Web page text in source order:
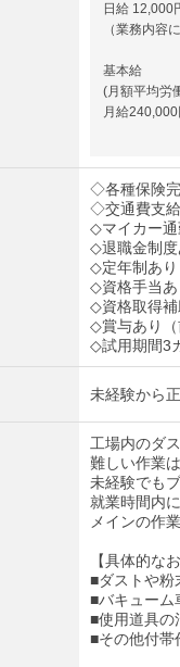
日給 12,000
（業務内容
基本給
(月額平均労
月給
◇各種保険完
◇交通費支給
◇マイカー通
◇退職金制度
◇定年制あり
◇資格手当あ
◇資格取得補
◇賞与あり（
◇試用期間3
未経験から
工場内のダ
難しい作業
未経験でも
就業時間内
メインの作
【具体的な
■ダストや粉
■バキューム
■使用道具の
■その他付帯